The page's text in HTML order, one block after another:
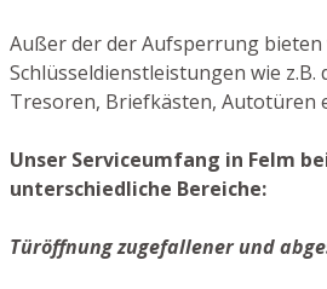
Außer der der Aufsperrung
Schlüsseldienstleistungen wie
Tresoren, Briefkästen, Autotüren
Unser Serviceumfang in Felm
unterschiedliche Bereiche:
Türöffnung zugefallener und